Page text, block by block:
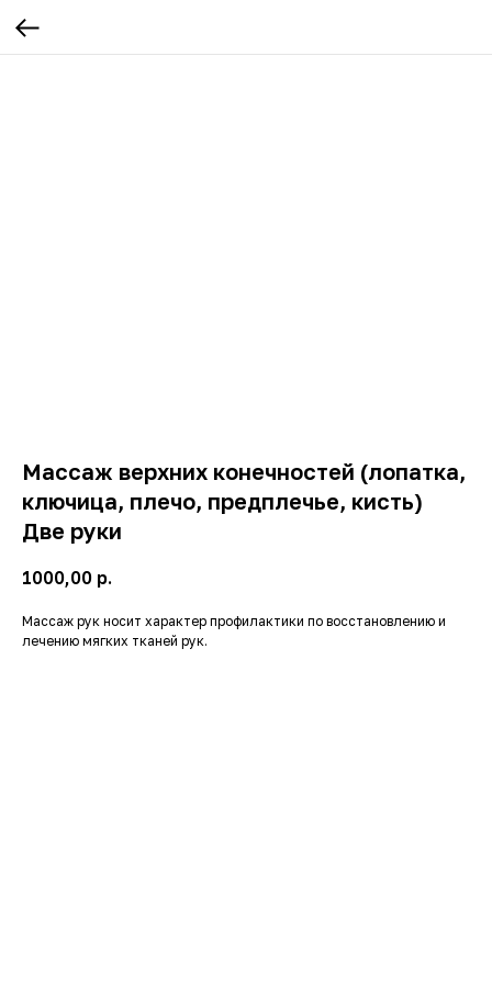
Массаж верхних конечностей (лопатка,
ключица, плечо, предплечье, кисть)
Две руки
1000,00 р.
Массаж рук носит характер профилактики по восстановлению и
лечению мягких тканей рук.